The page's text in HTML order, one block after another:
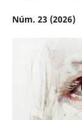
Núm. 23 (2026)